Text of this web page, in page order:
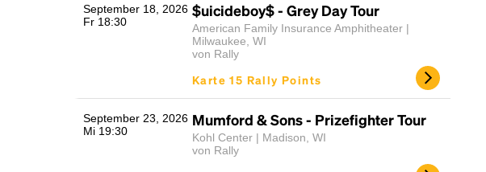
September 18, 2026
Fr 18:30
$uicideboy$ - Grey Day Tour
American Family Insurance Amphitheater |
Milwaukee, WI
von Rally
Karte 15 Rally Points
September 23, 2026
Mi 19:30
Mumford & Sons - Prizefighter Tour
Kohl Center | Madison, WI
von Rally